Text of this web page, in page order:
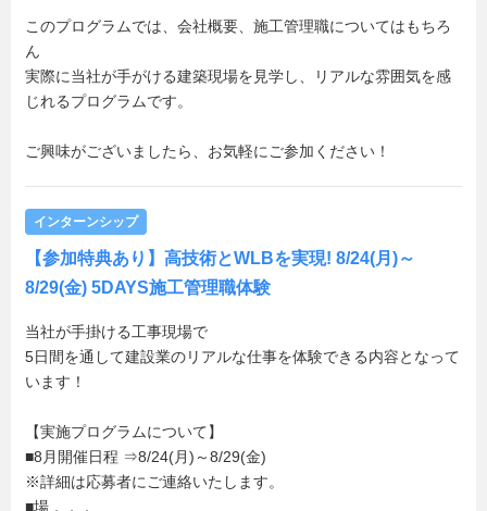
このプログラムでは、会社概要、施工管理職についてはもちろ
ん
実際に当社が手がける建築現場を見学し、リアルな雰囲気を感
じれるプログラムです。
ご興味がございましたら、お気軽にご参加ください！
インターンシップ
【参加特典あり】高技術とWLBを実現! 8/24(月)～
8/29(金) 5DAYS施工管理職体験
当社が手掛ける工事現場で
5日間を通して建設業のリアルな仕事を体験できる内容となって
います！
【実施プログラムについて】
■8月開催日程 ⇒8/24(月)～8/29(金)
※詳細は応募者にご連絡いたします。
■場．．．